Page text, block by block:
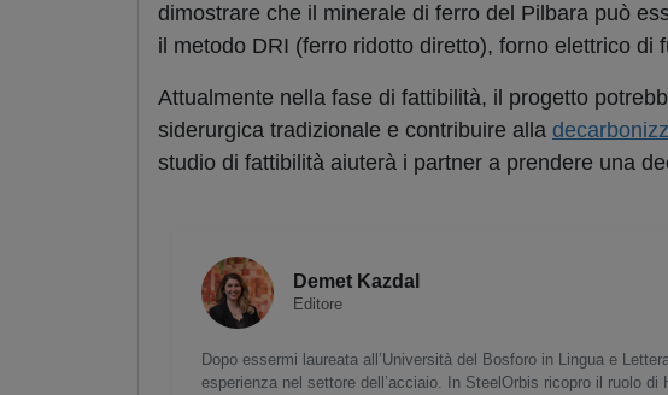
dimostrare che il minerale di ferro del Pilbara può
il metodo DRI (ferro ridotto diretto), forno elettrico di
Attualmente nella fase di fattibilità, il progetto
siderurgica tradizionale e contribuire alla
studio di fattibilità aiuterà i partner a prendere una
Demet Kazdal
Editore
Dopo essermi laureata all’Università del Bosforo in Lingua e
esperienza nel settore dell’acciaio. In SteelOrbis ricopro il ruolo